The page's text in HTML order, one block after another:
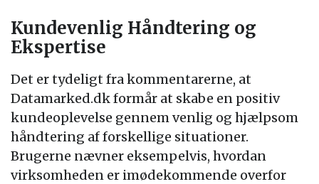
Kundevenlig Håndtering og
Ekspertise
Det er tydeligt fra kommentarerne, at
Datamarked.dk formår at skabe en positiv
kundeoplevelse gennem venlig og hjælpsom
håndtering af forskellige situationer.
Brugerne nævner eksempelvis, hvordan
virksomheden er imødekommende overfor